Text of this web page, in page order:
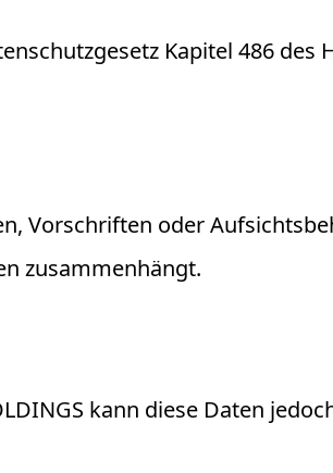
Kapitel 486 des
Vorschriften oder
zusammenhängt.
kann diese Daten